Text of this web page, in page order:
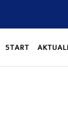
START